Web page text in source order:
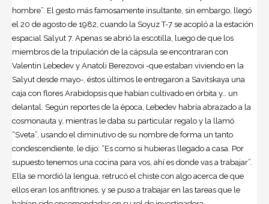
hombre”. El gesto más famosamente insultante, sin embargo, llegó
el 20 de agosto de 1982, cuando la Soyuz T-7 se acopló a la estación
espacial Salyut 7. Apenas se abrió la escotilla, luego de que los
miembros de la tripulación de la cápsula se encontraran con
Valentin Lebedev y Anatoli Berezovoi -que estaban viviendo en la
Salyut desde mayo-, éstos últimos le entregaron a Savitskaya una
caja con flores Arabidopsis que habían cultivado en órbita y… un
delantal. Según reportes de la época, Lebedev habría abrazado a la
cosmonauta y, mientras le daba su particular regalo y la llamó
“Sveta”, usando el diminutivo de su nombre de forma un tanto
condescendiente, le dijo: “Es como si hubieras llegado a casa. Por
supuesto tenemos una cocina para vos, ahí es donde vas a trabajar”.
Ella se mordió la lengua, retrucó el chiste con algo acerca de que
ellos eran los anfitriones, y se puso a trabajar en las tareas que le